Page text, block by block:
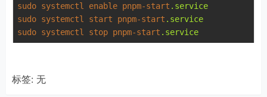
sudo systemctl enable pnpm-start .service
sudo systemctl start pnpm-start .service
sudo systemctl stop pnpm-start .service
标签: 无